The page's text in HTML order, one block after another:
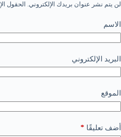
لن يتم نشر عنوان بريدك الإلكتروني. الحقول
الاسم
البريد الإلكتروني
الموقع
أضف تعليقًا *